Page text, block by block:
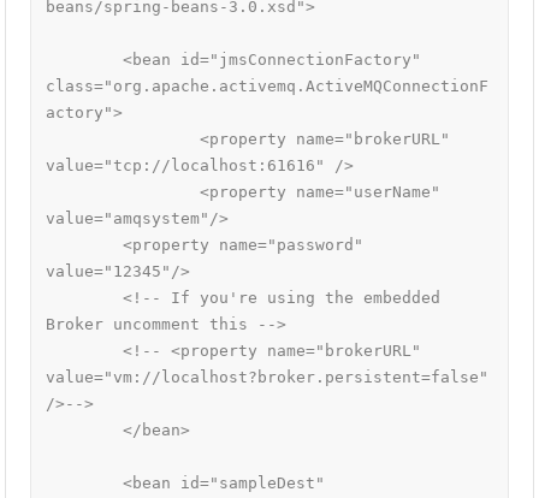
beans/spring-beans-3.0.xsd">
	<bean id="jmsConnectionFactory"
class="org.apache.activemq.ActiveMQConnectionF
actory">
		<property name="brokerURL"
value="tcp://localhost:61616" />
		<property name="userName"
value="amqsystem"/>
        <property name="password"
value="12345"/>
        <!-- If you're using the embedded
Broker uncomment this -->
        <!-- <property name="brokerURL"
value="vm://localhost?broker.persistent=false"
/>-->
	</bean>
	<bean id="sampleDest"